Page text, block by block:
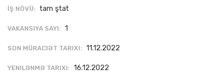
İŞ NÖVÜ: tam ştat
VAKANSIYA SAYI: 1
SON MÜRACIƏT TARIXI: 11.12.2022
YENILƏNMƏ TARIXI: 16.12.2022